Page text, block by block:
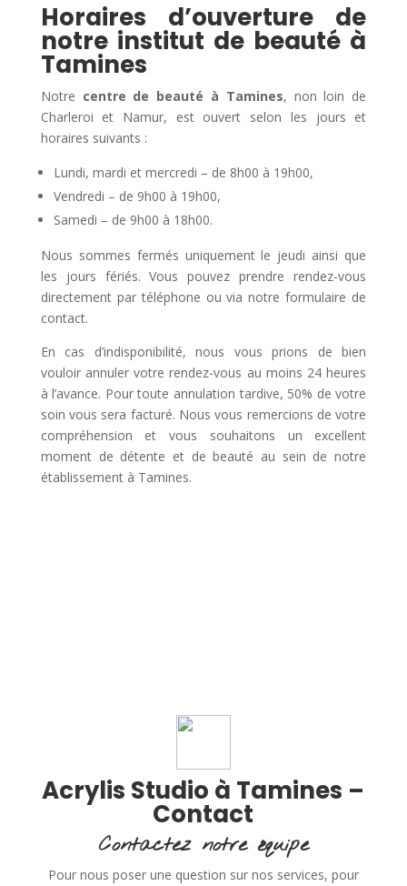
Horaires d’ouverture de
notre institut de beauté à
Tamines
Notre centre de beauté à Tamines, non loin de
Charleroi et Namur, est ouvert selon les jours et
horaires suivants :
Lundi, mardi et mercredi – de 8h00 à 19h00,
Vendredi – de 9h00 à 19h00,
Samedi – de 9h00 à 18h00.
Nous sommes fermés uniquement le jeudi ainsi que
les jours fériés. Vous pouvez prendre rendez-vous
directement par téléphone ou via notre formulaire de
contact.
En cas d’indisponibilité, nous vous prions de bien
vouloir annuler votre rendez-vous au moins 24 heures
à l’avance. Pour toute annulation tardive, 50% de votre
soin vous sera facturé. Nous vous remercions de votre
compréhension et vous souhaitons un excellent
moment de détente et de beauté au sein de notre
établissement à Tamines.
Acrylis Studio à Tamines –
Contact
Contactez notre équipe
Pour nous poser une question sur nos services, pour